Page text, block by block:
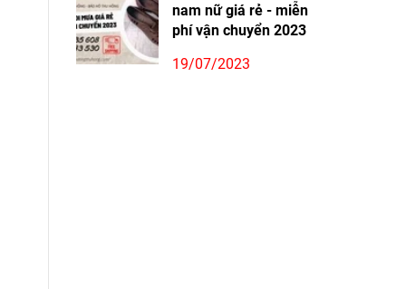
nam nữ giá rẻ - miễn
phí vận chuyển 2023
19/07/2023